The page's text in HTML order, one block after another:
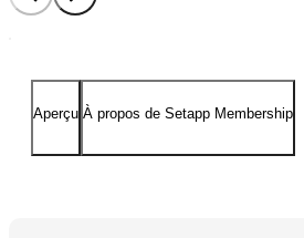
Aperçu À propos de Setapp Membership